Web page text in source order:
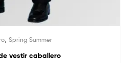
, Spring Summer
vestir caballero